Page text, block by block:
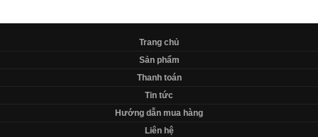
Trang chủ
Sản phẩm
Thanh toán
Tin tức
Hướng dẫn mua hàng
Liên hệ